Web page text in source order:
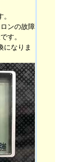
ンの故障
す。
になりま